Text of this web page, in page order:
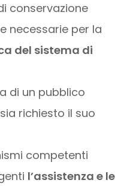
conservazione
necessarie per la
del sistema di
di un pubblico
richiesto il suo
competenti
l’assistenza e le